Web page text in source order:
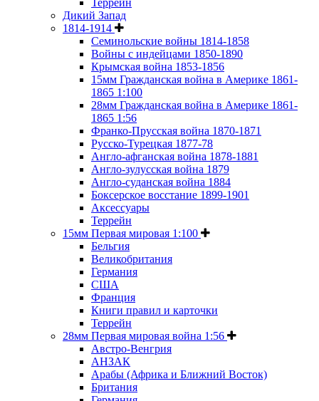
Террейн
Дикий Запад
1814-1914
Семинольские войны 1814-1858
Войны с индейцами 1850-1890
Крымская война 1853-1856
15мм Гражданская война в Америке 1861-
1865 1:100
28мм Гражданская война в Америке 1861-
1865 1:56
Франко-Прусская война 1870-1871
Русско-Турецкая 1877-78
Англо-афганская война 1878-1881
Англо-зулусская война 1879
Англо-суданская война 1884
Боксерское восстание 1899-1901
Аксессуары
Террейн
15мм Первая мировая 1:100
Бельгия
Великобритания
Германия
США
Франция
Книги правил и карточки
Террейн
28мм Первая мировая война 1:56
Австро-Венгрия
АНЗАК
Арабы (Африка и Ближний Восток)
Британия